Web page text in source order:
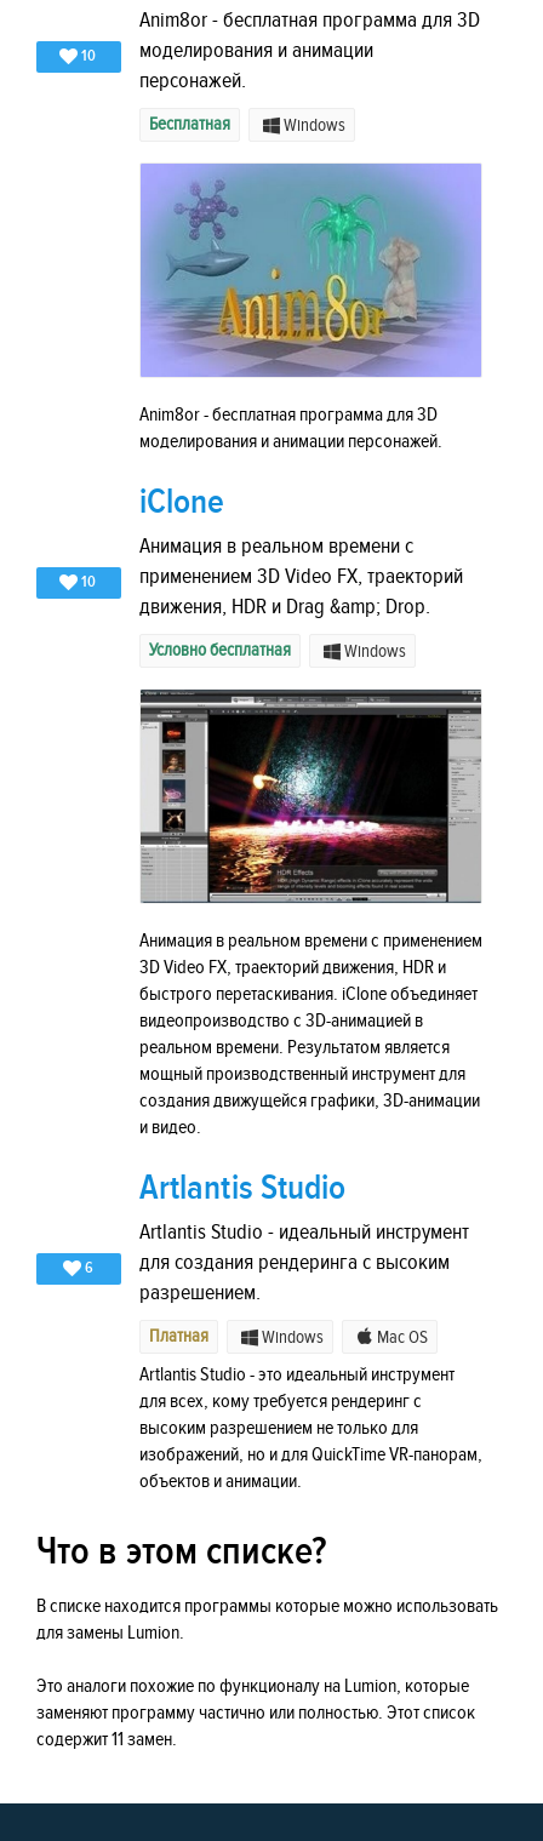
10
Anim8or - бесплатная программа для 3D
моделирования и анимации
персонажей.
Бесплатная Windows
Anim8or - бесплатная программа для 3D
моделирования и анимации персонажей.
10
iClone
Анимация в реальном времени с
применением 3D Video FX, траекторий
движения, HDR и Drag &amp; Drop.
Условно бесплатная Windows
Анимация в реальном времени с применением
3D Video FX, траекторий движения, HDR и
быстрого перетаскивания. iClone объединяет
видеопроизводство с 3D-анимацией в
реальном времени. Результатом является
мощный производственный инструмент для
создания движущейся графики, 3D-анимации
и видео.
6
Artlantis Studio
Artlantis Studio - идеальный инструмент
для создания рендеринга с высоким
разрешением.
Платная Windows Mac OS
Artlantis Studio - это идеальный инструмент
для всех, кому требуется рендеринг с
высоким разрешением не только для
изображений, но и для QuickTime VR-панорам,
объектов и анимации.
Что в этом списке?
В списке находится программы которые можно использовать
для замены Lumion.
Это аналоги похожие по функционалу на Lumion, которые
заменяют программу частично или полностью. Этот список
содержит 11 замен.